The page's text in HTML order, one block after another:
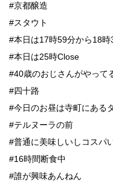
#京都醸造
#スタウト
#本日は17時59分から18
#本日は25時Close
#40歳のおじさんがやって
#四十路
#今日のお昼は寺町にある
#テルヌーラの前
#普通に美味しいしコスパ
#16時間断食中
#誰が興味あんねん